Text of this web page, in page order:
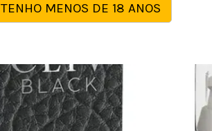
TENHO MENOS DE 18 ANOS